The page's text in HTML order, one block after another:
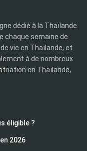
dédié à la Thaïlande.
chaque semaine de
vie en Thaïlande, et
à de nombreux
en Thaïlande,
éligible ?
2026